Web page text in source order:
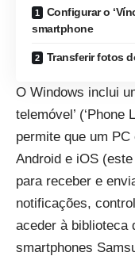
Configurar o
smartphone
Transferir fotos
O Windows inclui
telemóvel’ (‘Phone
permite que um
Android e iOS
para receber e
notificações,
aceder à biblioteca
smartphones